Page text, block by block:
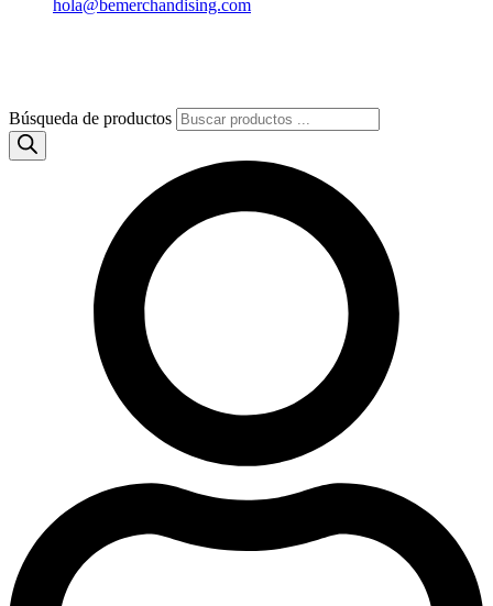
hola@bemerchandising.com
Búsqueda de productos